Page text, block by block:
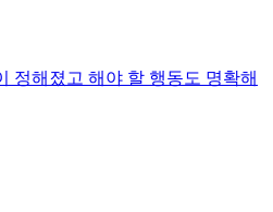
정해졌고 해야 할 행동도 명확해